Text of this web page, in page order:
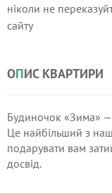
ніколи не
сайту
ОПИС КВАРТИРИ
Будиночок «Зима»
Це найбільший з
подарувати вам
досвід.